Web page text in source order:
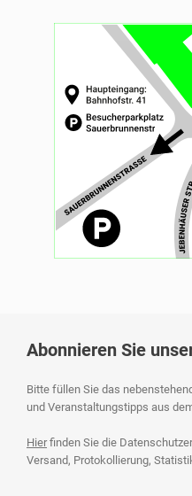
Abonnieren Sie
Bitte füllen Sie das
und Veranstaltungstipps aus
Hierfinden Sie die
Versand, Protokollierung,